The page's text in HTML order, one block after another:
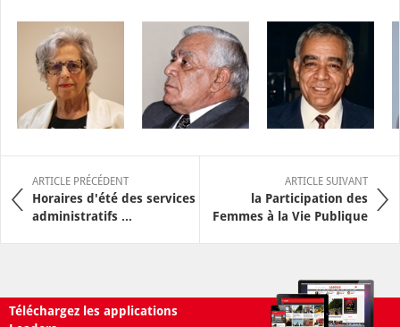
ARTICLE PRÉCÉDENT
Horaires d'été des services
administratifs ...
ARTICLE SUIVANT
la Participation des
Femmes à la Vie Publique
Téléchargez les applications